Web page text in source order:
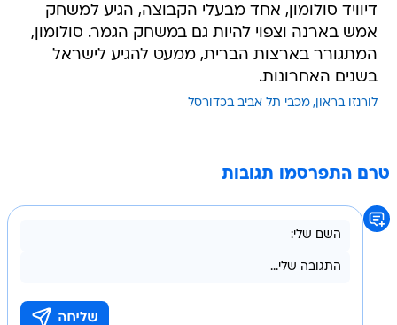
דיוויד סולומון, אחד מבעלי הקבוצה, הגיע למשחק
אמש בארנה וצפוי להיות גם במשחק הגמר. סולומון,
המתגורר בארצות הברית, ממעט להגיע לישראל
בשנים האחרונות.
לורנזו בראון מכבי תל אביב בכדורסל
טרם התפרסמו תגובות